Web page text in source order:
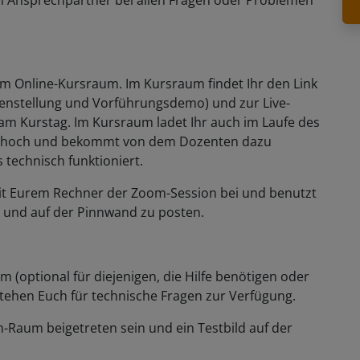
Online-Kursraum. Im Kursraum findet Ihr den Link
und Vorführungsdemo) und zur Live-
Kurstag. Im Kursraum ladet Ihr auch im Laufe des
und bekommt von dem Dozenten dazu
technisch funktioniert.
Rechner der Zoom-Session bei und benutzt
auf der Pinnwand zu posten.
(optional für diejenigen, die Hilfe benötigen oder
Euch für technische Fragen zur Verfügung.
Raum beigetreten sein und ein Testbild auf der